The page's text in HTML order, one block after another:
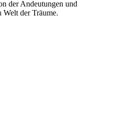
der Andeutungen und
Welt der Träume.